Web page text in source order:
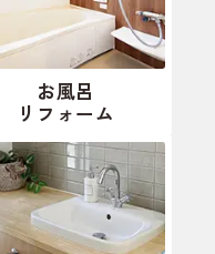
お風呂
リフォーム